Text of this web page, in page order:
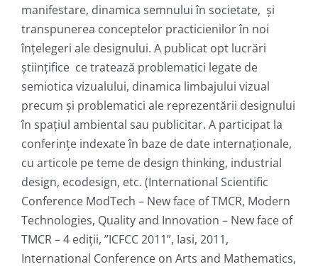
manifestare, dinamica semnului în societate, şi
transpunerea conceptelor practicienilor în noi
înțelegeri ale designului. A publicat opt lucrări
ştiinţifice ce tratează problematici legate de
semiotica vizualului, dinamica limbajului vizual
precum şi problematici ale reprezentării designului
în spaţiul ambiental sau publicitar. A participat la
conferinţe indexate în baze de date internaţionale,
cu articole pe teme de design thinking, industrial
design, ecodesign, etc. (International Scientific
Conference ModTech – New face of TMCR, Modern
Technologies, Quality and Innovation – New face of
TMCR – 4 ediţii, ”ICFCC 2011”, Iasi, 2011,
International Conference on Arts and Mathematics,